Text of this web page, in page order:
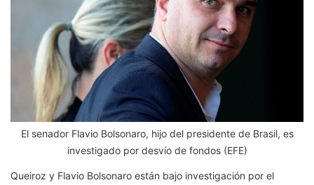
El senador Flavio Bolsonaro, hijo del presidente de Brasil, es
investigado por desvío de fondos (EFE)
Queiroz y Flavio Bolsonaro están bajo investigación por el